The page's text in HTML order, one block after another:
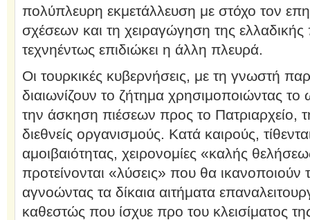
πολύπλευρη εκμετάλλευση με στόχο τον
σχέσεων και τη χειραγώγηση της
τεχνηέντως επιδιώκει η άλλη πλευρά.
Οι τουρκικές κυβερνήσεις, με τη γνωστή
διαιωνίζουν το ζήτημα χρησιμοποιώντας το
την άσκηση πιέσεων προς το Πατριαρχείο,
διεθνείς οργανισμούς. Κατά καιρούς,
αμοιβαιότητας, χειρονομίες «καλής
προτείνονται «λύσεις» που θα ικανοποιούν
αγνοώντας τα δίκαια αιτήματα
καθεστώς που ίσχυε προ του κλεισίματος